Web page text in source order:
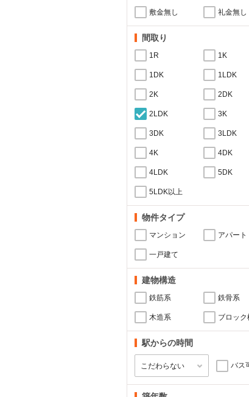
敷金無し 礼金無し
間取り
1R 1K
1DK 1LDK
2K 2DK
2LDK 3K
3DK 3LDK
4K 4DK
4LDK 5DK
5LDK以上
物件タイプ
マンション アパート
一戸建て
建物構造
鉄筋系 鉄骨系
木造系 ブロック
駅からの時間
バス